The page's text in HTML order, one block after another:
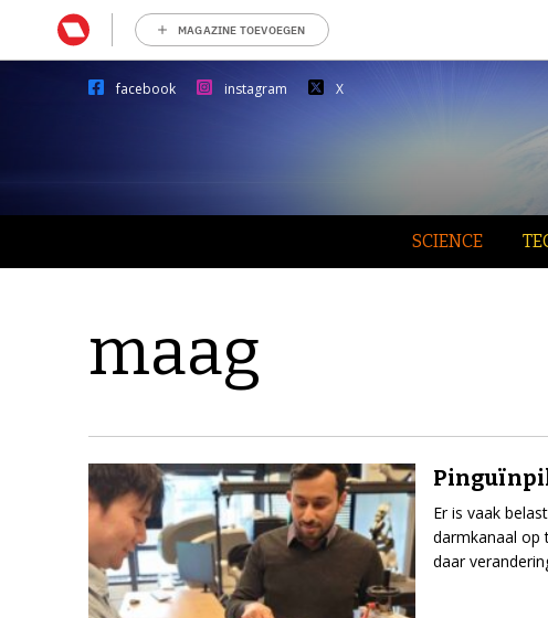
MAGAZINE TOEVOEGEN
facebook instagram X
SCIENCE
maag
Er is vaak
darmkanaal op
daar